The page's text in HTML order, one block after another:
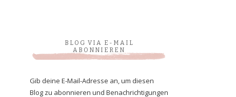
BLOG VIA E-MAIL
ABONNIEREN
Gib deine E-Mail-Adresse an, um diesen
Blog zu abonnieren und Benachrichtigungen